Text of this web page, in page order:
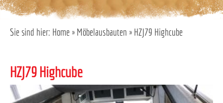
Sie sind hier: Home » Möbelausbauten » HZJ79 Highcube
HZJ79 Highcube